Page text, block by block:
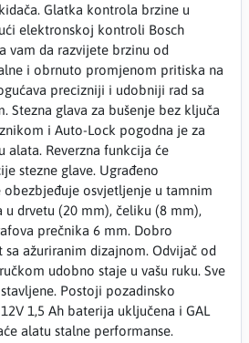
Glatka kontrola brzine u
elektronskoj kontroli Bosch
vam da razvijete brzinu od
i obrnuto promjenom pritiska na
precizniji i udobniji rad sa
Stezna glava za bušenje bez ključa
i Auto-Lock pogodna je za
alata. Reverzna funkcija će
stezne glave. Ugrađeno
obezbjeđuje osvjetljenje u tamnim
u drvetu (20 mm), čeliku (8 mm),
prečnika 6 mm. Dobro
sa ažuriranim dizajnom. Odvijač od
udobno staje u vašu ruku. Sve
Postoji pozadinsko
1,5 Ah baterija uključena i GAL
alatu stalne performanse.